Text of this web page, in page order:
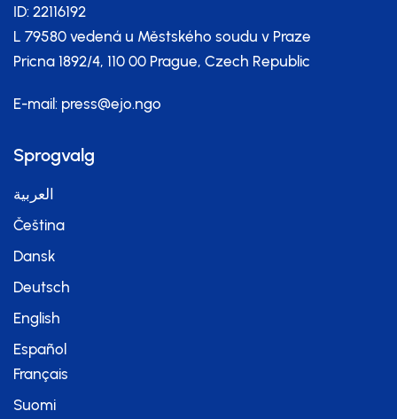
ID: 22116192
L 79580 vedená u Městského soudu v Praze
Pricna 1892/4, 110 00 Prague, Czech Republic
E-mail: press@ejo.ngo
Sprogvalg
العربية
Čeština
Dansk
Deutsch
English
Español
Français
Suomi